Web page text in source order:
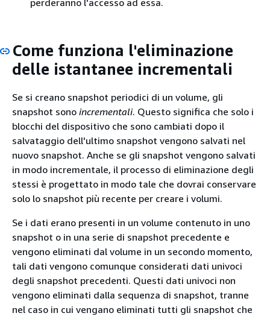
Come funziona l'eliminazione
delle istantanee incrementali
Se si creano snapshot periodici di un volume, gli
snapshot sono incrementali. Questo significa che solo i
blocchi del dispositivo che sono cambiati dopo il
salvataggio dell'ultimo snapshot vengono salvati nel
nuovo snapshot. Anche se gli snapshot vengono salvati
in modo incrementale, il processo di eliminazione degli
stessi è progettato in modo tale che dovrai conservare
solo lo snapshot più recente per creare i volumi.
Se i dati erano presenti in un volume contenuto in uno
snapshot o in una serie di snapshot precedente e
vengono eliminati dal volume in un secondo momento,
tali dati vengono comunque considerati dati univoci
degli snapshot precedenti. Questi dati univoci non
vengono eliminati dalla sequenza di snapshot, tranne
nel caso in cui vengano eliminati tutti gli snapshot che